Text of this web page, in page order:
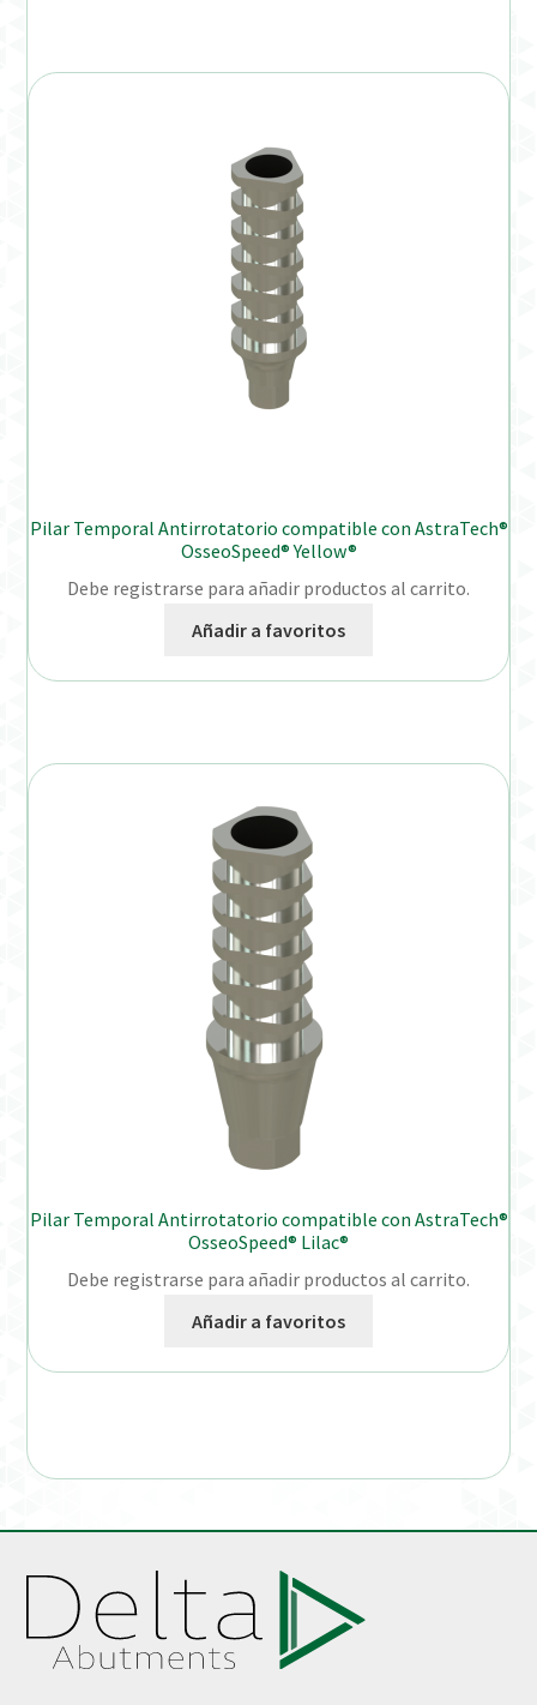
Pilar Temporal Antirrotatorio compatible con AstraTech®
OsseoSpeed® Yellow®
Debe registrarse para añadir productos al carrito.
Añadir a favoritos
Pilar Temporal Antirrotatorio compatible con AstraTech®
OsseoSpeed® Lilac®
Debe registrarse para añadir productos al carrito.
Añadir a favoritos